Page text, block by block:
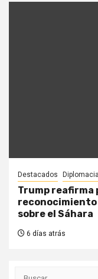
Destacados Diplomacia
Trump reafirma
reconocimiento
sobre el Sáhara
6 días atrás
Buscar: